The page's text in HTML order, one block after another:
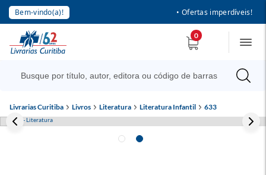
Bem-vindo(a)! • Ofertas imperdíveis!
0
Livrarias Curitiba Livros Literatura Literatura Infantil 633